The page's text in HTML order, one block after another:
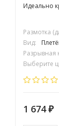
Идеально
Размотка
Вид:
Разрывная
Выберите
1 674 ₽